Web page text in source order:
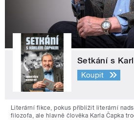
Setkání s
Koupit
Literární fikce, pokus přiblížit literární
filozofa, ale hlavně člověka Karla Čapka